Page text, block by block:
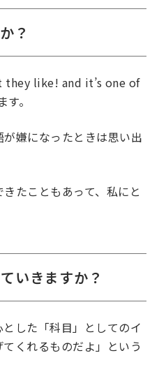
？
they like! and it’s one of
。
嫌になったときは思い出
たこともあって、私にと
いきますか？
した「科目」としてのイ
くれるものだよ」という